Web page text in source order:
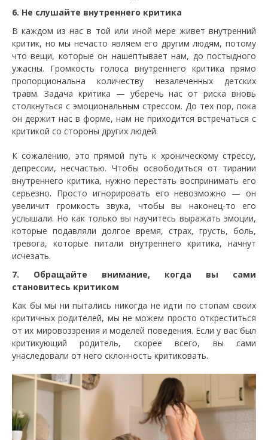
6. Не слушайте внутреннего критика
В каждом из нас в той или иной мере живет внутренний
критик, но мы нечасто являем его другим людям, потому
что вещи, которые он нашептывает нам, до постыдного
ужасны. Громкость голоса внутреннего критика прямо
пропорциональна количеству незалеченных детских
травм. Задача критика — уберечь нас от риска вновь
столкнуться с эмоциональным стрессом. До тех пор, пока
он держит нас в форме, нам не приходится встречаться с
критикой со стороны других людей.
К сожалению, это прямой путь к хроническому стрессу,
депрессии, несчастью. Чтобы освободиться от тирании
внутреннего критика, нужно перестать воспринимать его
серьезно. Просто игнорировать его невозможно — он
увеличит громкость звука, чтобы вы наконец-то его
услышали. Но как только вы научитесь выражать эмоции,
которые подавляли долгое время, страх, грусть, боль,
тревога, которые питали внутреннего критика, начнут
исчезать.
7. Обращайте внимание, когда вы сами
становитесь критиком
Как бы мы ни пытались никогда не идти по стопам своих
критичных родителей, мы не можем просто откреститься
от их мировоззрения и моделей поведения. Если у вас был
критикующий родитель, скорее всего, вы сами
унаследовали от него склонность критиковать.